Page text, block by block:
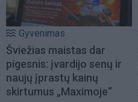
Gyvenimas
Šviežias maistas dar
pigesnis: įvardijo senų ir
naujų įprastų kainų
skirtumus „Maximoje“